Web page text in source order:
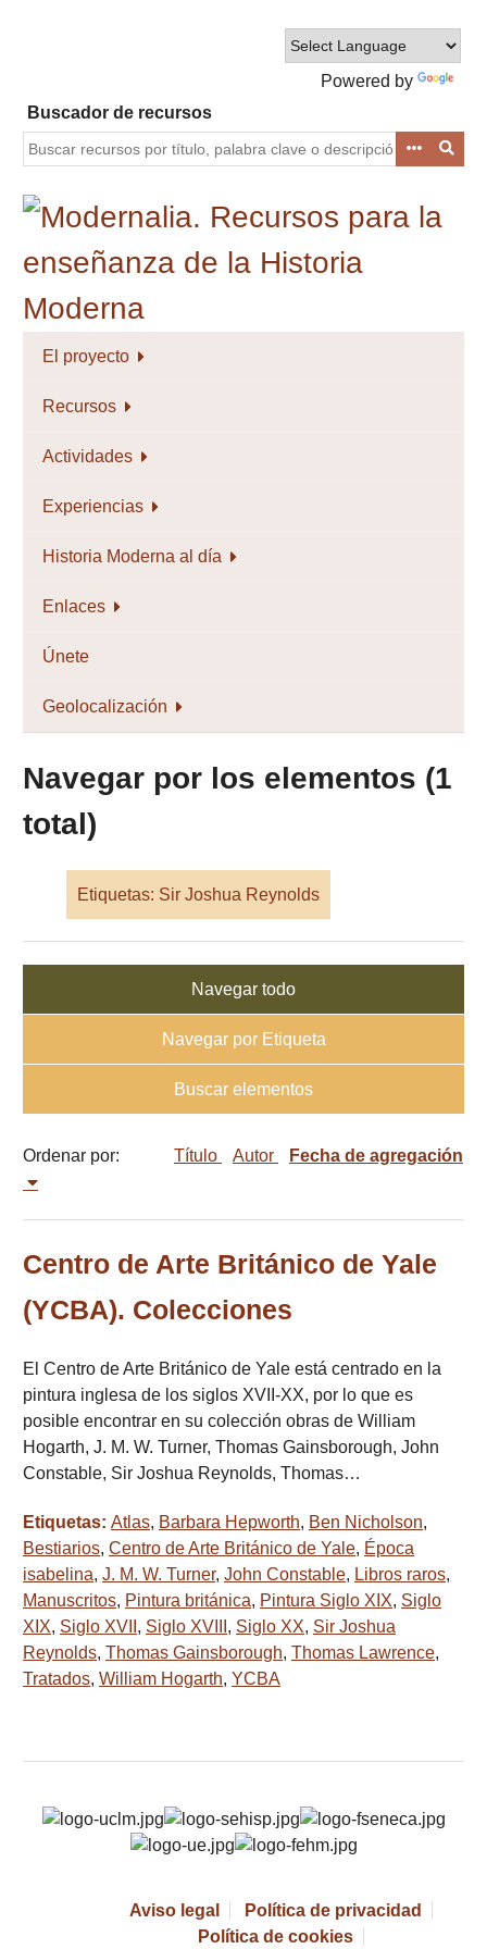
Powered by
Buscador de recursos
El proyecto
Recursos
Actividades
Experiencias
Historia Moderna al día
Enlaces
Únete
Geolocalización
Navegar por los elementos (1
total)
Etiquetas: Sir Joshua Reynolds
Navegar todo
Navegar por Etiqueta
Buscar elementos
Ordenar por: Título Autor Fecha de agregación
Centro de Arte Británico de Yale
(YCBA). Colecciones
El Centro de Arte Británico de Yale está centrado en la
pintura inglesa de los siglos XVII-XX, por lo que es
posible encontrar en su colección obras de William
Hogarth, J. M. W. Turner, Thomas Gainsborough, John
Constable, Sir Joshua Reynolds, Thomas…
Etiquetas: Atlas, Barbara Hepworth, Ben Nicholson,
Bestiarios, Centro de Arte Británico de Yale, Época
isabelina, J. M. W. Turner, John Constable, Libros raros,
Manuscritos, Pintura británica, Pintura Siglo XIX, Siglo
XIX, Siglo XVII , Siglo XVIII , Siglo XX, Sir Joshua
Reynolds, Thomas Gainsborough, Thomas Lawrence,
Tratados, William Hogarth, YCBA
Aviso legal
Política de privacidad
Política de cookies